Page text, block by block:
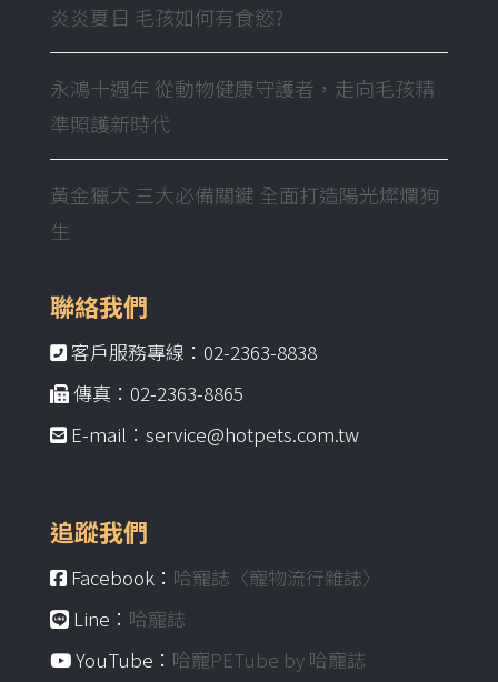
炎炎夏日 毛孩如何有食慾?
永鴻十週年 從動物健康守護者，走向毛孩精
準照護新時代
黃金獵犬 三大必備關鍵 全面打造陽光燦爛狗
生
聯絡我們
客戶服務專線：02-2363-8838
傳真：02-2363-8865
E-mail：service@hotpets.com.tw
追蹤我們
Facebook： 哈寵誌〈寵物流行雜誌〉
Line： 哈寵誌
YouTube： 哈寵PETube by 哈寵誌